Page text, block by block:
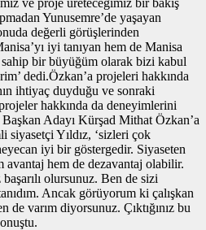
Yunusemre’de yaşayan
değerli görüşlerinden
iyi tanıyan hem de Manisa
bir büyüğüm olarak bizi kabul
dedi.Özkan’a projeleri hakkında
ihtiyaç duyduğu ve sonraki
hakkında da deneyimlerini
Adayı Kürşad Mithat Özkan’a
siyasetçi Yıldız, ‘sizleri çok
iyi bir göstergedir. Siyaseten
avantaj hem de dezavantaj olabilir.
olursunuz. Ben de sizi
Ancak görüyorum ki çalışkan
de varım diyorsunuz. Çıktığınız bu